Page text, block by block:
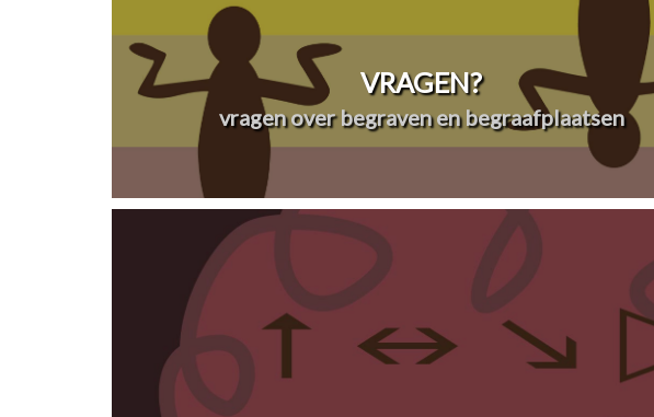
VRAGEN?
vragen over begraven en begraafplaatsen